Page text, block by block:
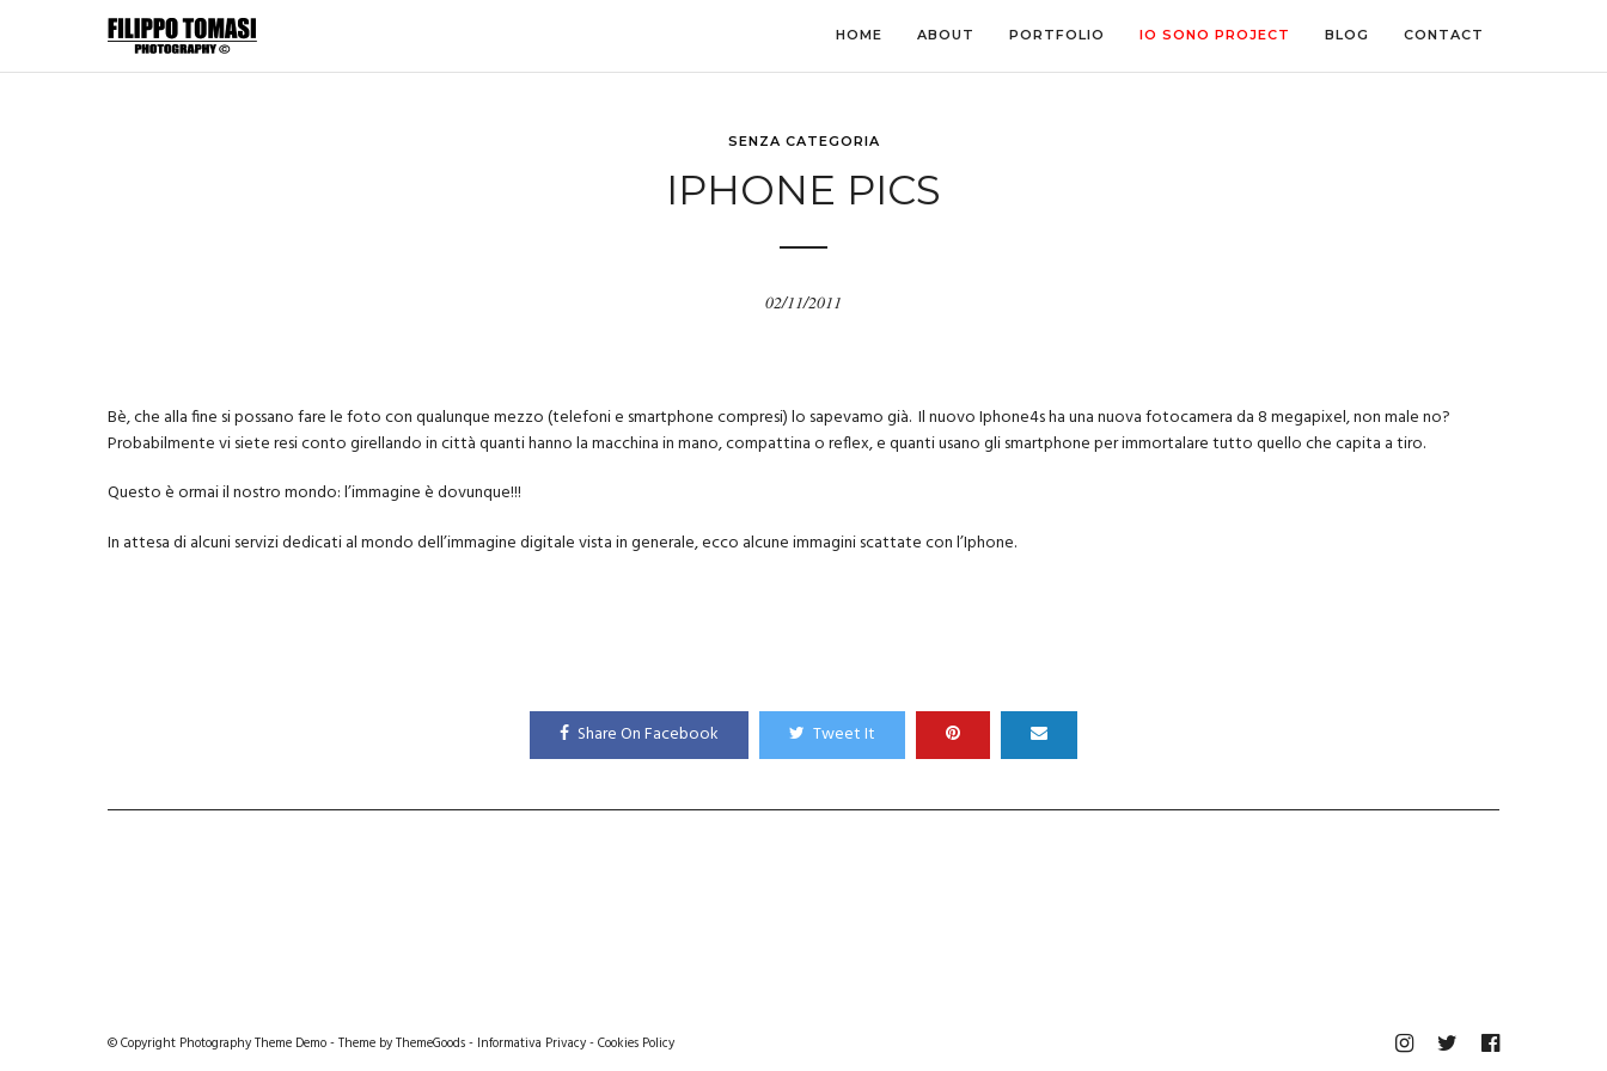
HOME ABOUT PORTFOLIO IO SONO PROJECT BLOG CONTACT
SENZA CATEGORIA
IPHONE PICS
02/11/2011
Bè, che alla fine si possano fare le foto con qualunque mezzo (telefoni e smartphone compresi) lo sapevamo già. Il nuovo Iphone4s ha una nuova fotocamera da 8 megapixel, non male no?
Probabilmente vi siete resi conto girellando in città quanti hanno la macchina in mano, compattina o reflex, e quanti usano gli smartphone per immortalare tutto quello che capita a tiro.
Questo è ormai il nostro mondo: l’immagine è dovunque!!!
In attesa di alcuni servizi dedicati al mondo dell’immagine digitale vista in generale, ecco alcune immagini scattate con l’Iphone.
Share On Facebook Tweet It
© Copyright Photography Theme Demo - Theme by ThemeGoods - Informativa Privacy-Cookies Policy